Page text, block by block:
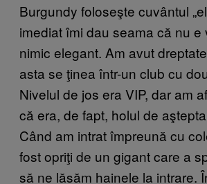
Burgundy foloseşte cuvântul
imediat îmi dau seama că nu e
nimic elegant. Am avut
asta se ţinea într-un club cu
Nivelul de jos era VIP, dar am
că era, de fapt, holul de
Când am intrat împreună cu
fost opriţi de un gigant care a
să ne lăsăm hainele la intrare.